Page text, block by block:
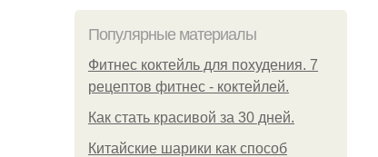
Популярные материалы
Фитнес коктейль для похудения. 7
рецептов фитнес - коктейлей.
Как стать красивой за 30 дней.
Китайские шарики как способ